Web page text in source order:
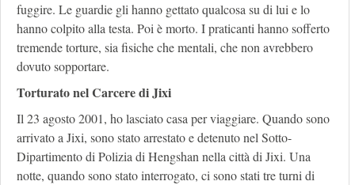
fuggire. Le guardie gli hanno gettato qualcosa su di lui e lo
hanno colpito alla testa. Poi è morto. I praticanti hanno sofferto
tremende torture, sia fisiche che mentali, che non avrebbero
dovuto sopportare.
Torturato nel Carcere di Jixi
Il 23 agosto 2001, ho lasciato casa per viaggiare. Quando sono
arrivato a Jixi, sono stato arrestato e detenuto nel Sotto-
Dipartimento di Polizia di Hengshan nella città di Jixi. Una
notte, quando sono stato interrogato, ci sono stati tre turni di